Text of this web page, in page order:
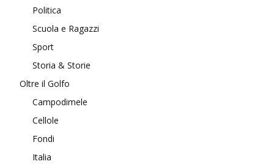
Politica
Scuola e Ragazzi
Sport
Storia & Storie
Oltre il Golfo
Campodimele
Cellole
Fondi
Italia